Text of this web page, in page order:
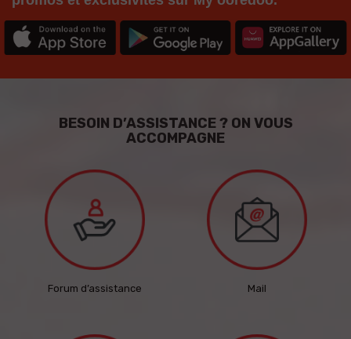
BESOIN D’ASSISTANCE ? ON VOUS
ACCOMPAGNE
Forum d’assistance Mail